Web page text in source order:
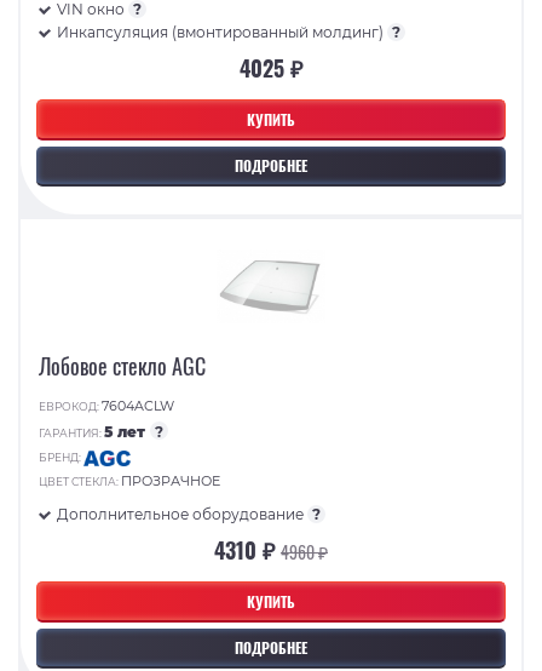
КУПИТЬ
ПОДРОБНЕЕ
VIN окно ?
Инкапсуляция (вмонтированный молдинг) ?
4025 ₽
КУПИТЬ
ПОДРОБНЕЕ
Лобовое стекло AGC
ЕВРОКОД:7604ACLW
ГАРАНТИЯ:5 лет ?
БРЕНД:
ЦВЕТ СТЕКЛА: ПРОЗРАЧНОЕ
Дополнительное оборудование ?
4310 ₽4960 ₽